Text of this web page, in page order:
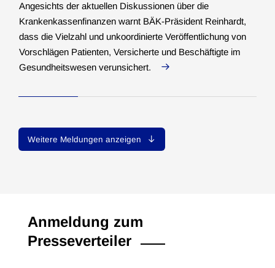
Angesichts der aktuellen Diskussionen über die
Krankenkassenfinanzen warnt BÄK-Präsident Reinhardt,
dass die Vielzahl und unkoordinierte Veröffentlichung von
Vorschlägen Patienten, Versicherte und Beschäftigte im
Gesundheitswesen verunsichert.
Weitere Meldungen anzeigen
Anmeldung zum
Presseverteiler